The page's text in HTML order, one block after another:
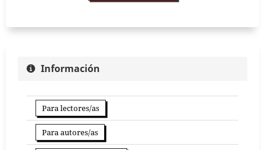
Información
Para lectores/as
Para autores/as